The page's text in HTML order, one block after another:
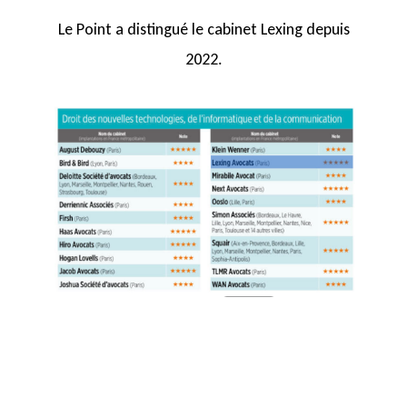
Le Point a distingué le cabinet Lexing depuis
2022.